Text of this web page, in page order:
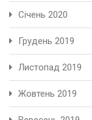
Січень 2020
Грудень 2019
Листопад 2019
Жовтень 2019